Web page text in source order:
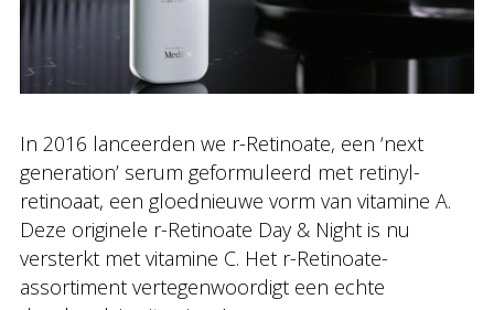
In 2016 lanceerden we r-Retinoate, een ‘next
generation’ serum geformuleerd met retinyl-
retinoaat, een gloednieuwe vorm van vitamine A.
Deze originele r-Retinoate Day & Night is nu
versterkt met vitamine C. Het r-Retinoate-
assortiment vertegenwoordigt een echte